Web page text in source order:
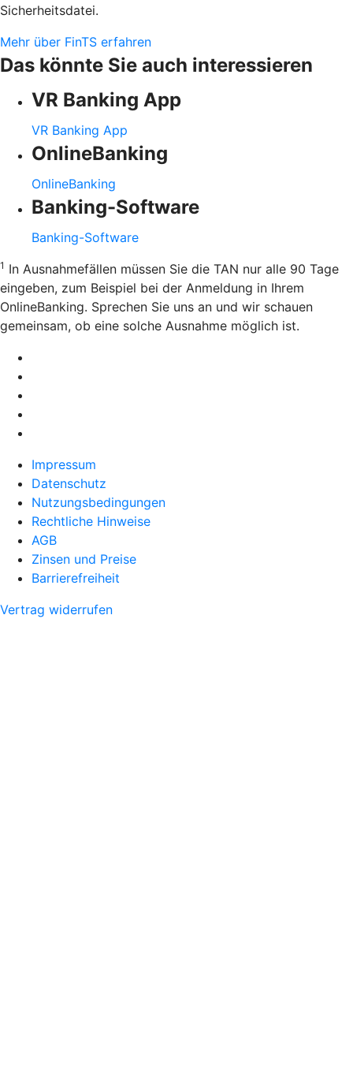
Sicherheitsdatei.
Mehr über FinTS erfahren
Das könnte Sie auch interessieren
VR Banking App
VR Banking App
OnlineBanking
OnlineBanking
Banking-Software
Banking-Software
1 In Ausnahmefällen müssen Sie die TAN nur alle 90 Tage
eingeben, zum Beispiel bei der Anmeldung in Ihrem
OnlineBanking. Sprechen Sie uns an und wir schauen
gemeinsam, ob eine solche Ausnahme möglich ist.
Impressum
Datenschutz
Nutzungsbedingungen
Rechtliche Hinweise
AGB
Zinsen und Preise
Barrierefreiheit
Vertrag widerrufen